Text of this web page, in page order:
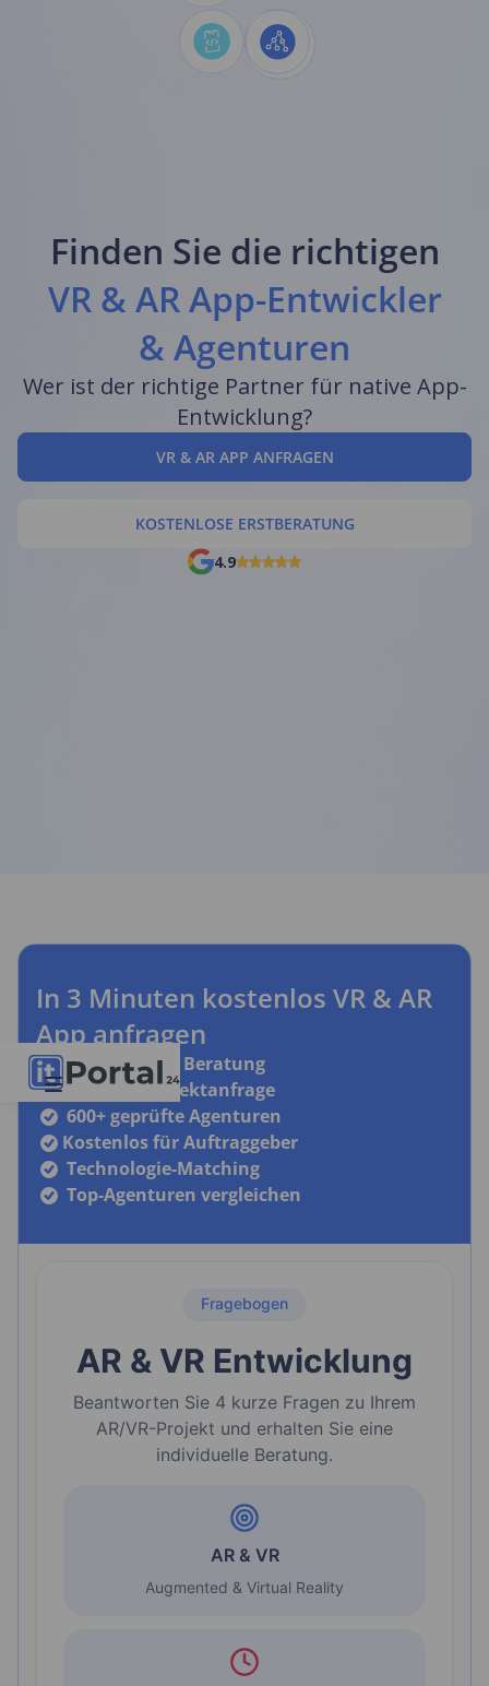
Finden Sie die richtigen
VR & AR App-Entwickler
& Agenturen
Wer ist der richtige Partner für native App-
Entwicklung?
VR & AR APP ANFRAGEN
KOSTENLOSE ERSTBERATUNG
4.9
In 3 Minuten kostenlos VR & AR
App anfragen
Unabhängige Beratung
Schnelle Projektanfrage
600+ geprüfte Agenturen
Kostenlos für Auftraggeber
Technologie-Matching
Top-Agenturen vergleichen